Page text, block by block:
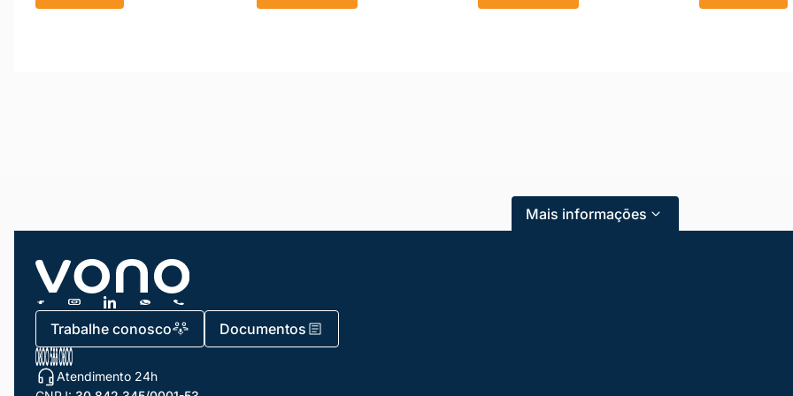
Mais informações
Trabalhe conosco Documentos
Atendimento 24h